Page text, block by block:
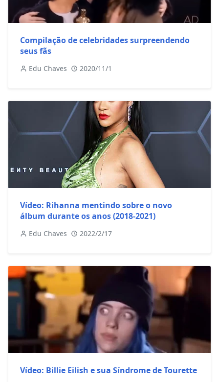
Compilação de celebridades surpreendendo
seus fãs
Edu Chaves 2020/11/1
Vídeo: Rihanna mentindo sobre o novo
álbum durante os anos (2018-2021)
Edu Chaves 2022/2/17
Vídeo: Billie Eilish e sua Síndrome de Tourette